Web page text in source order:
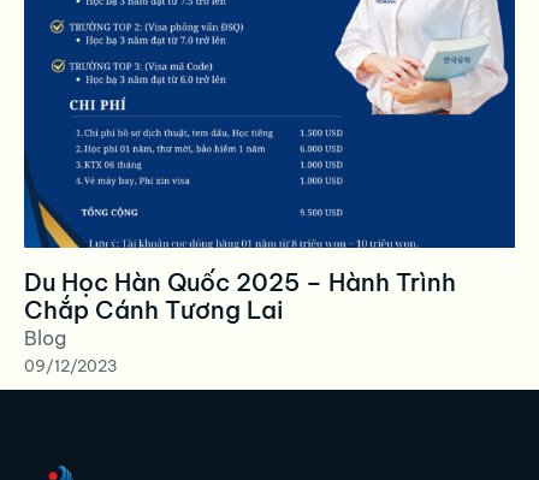
Du Học Hàn Quốc 2025 – Hành Trình
Chắp Cánh Tương Lai
Blog
09/12/2023